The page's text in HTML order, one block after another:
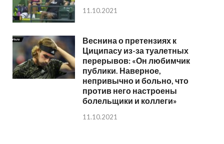
11.10.2021
Веснина о претензиях к
Циципасу из-за туалетных
перерывов: «Он любимчик
публики. Наверное,
непривычно и больно, что
против него настроены
болельщики и коллеги»
11.10.2021